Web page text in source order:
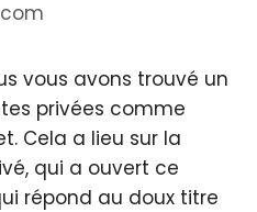
vous avons trouvé un
privées comme
Cela a lieu sur la
qui a ouvert ce
répond au doux titre